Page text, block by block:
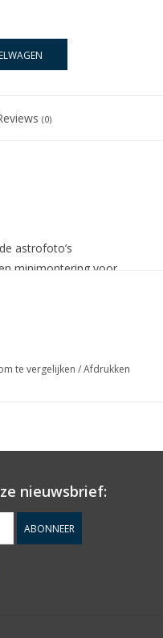
(0)
astrofoto’s
minimontering voor
sterrenhemel, zelfs
zonder batterijen
en dus niet via batterijen of
sterrenhemel en voor
te vergelijken /Afdrukken
nieuwsbrief:
ABONNEER